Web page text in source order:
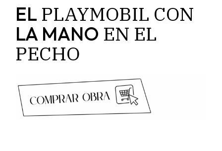
EL PLAYMOBIL CON
LA MANO EN EL
PECHO